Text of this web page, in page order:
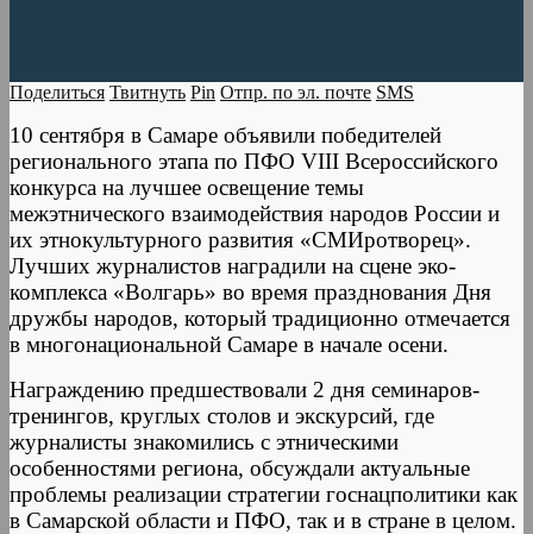
Поделиться Твитнуть Pin Отпр. по эл. почте SMS
10 сентября в Самаре объявили победителей
регионального этапа по ПФО VIII Всероссийского
конкурса на лучшее освещение темы
межэтнического взаимодействия народов России и
их этнокультурного развития «СМИротворец».
Лучших журналистов наградили на сцене эко-
комплекса «Волгарь» во время празднования Дня
дружбы народов, который традиционно отмечается
в многонациональной Самаре в начале осени.
Награждению предшествовали 2 дня семинаров-
тренингов, круглых столов и экскурсий, где
журналисты знакомились с этническими
особенностями региона, обсуждали актуальные
проблемы реализации стратегии госнацполитики как
в Самарской области и ПФО, так и в стране в целом.